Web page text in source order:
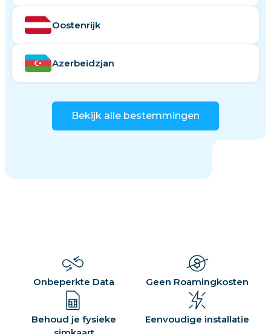
Oostenrijk
Azerbeidzjan
Bekijk alle bestemmingen
Onbeperkte Data Geen Roamingkosten
Behoud je fysieke
Eenvoudige installatie